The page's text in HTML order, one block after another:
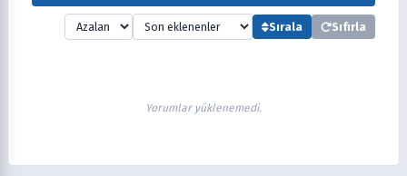
Sırala Sıfırla
Yorumlar yüklenemedi.